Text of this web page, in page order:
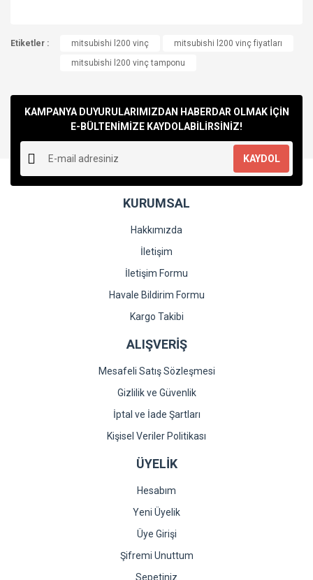
Bu ürüne ilk yorumu siz yapın!
Yorum Yaz
konularda yetersiz gördüğünüz noktaları öneri formunu
kullanarak tarafımıza iletebilirsiniz.
Görüş ve önerileriniz için teşekkür ederiz.
Ürün resmi kalitesiz, bozuk veya görüntülenemiyor.
Ürün açıklamasında eksik bilgiler bulunuyor.
Ürün fiyatı diğer sitelerden daha pahalı.
Bu ürüne benzer farklı alternatifler olmalı.
Gönder
Etiketler : mitsubishi l200 vinç
mitsubishi l200 vinç fiyatları
mitsubishi l200 vinç tamponu
KAMPANYA DUYURULARIMIZDAN HABERDAR OLMAK İÇİN
E-BÜLTENİMİZE KAYDOLABİLİRSİNİZ!
KAYDOL
KURUMSAL
Hakkımızda
İletişim
İletişim Formu
Havale Bildirim Formu
Kargo Takibi
ALIŞVERİŞ
Mesafeli Satış Sözleşmesi
Gizlilik ve Güvenlik
İptal ve İade Şartları
Kişisel Veriler Politikası
ÜYELİK
Hesabım
Yeni Üyelik
Üye Girişi
Şifremi Unuttum
Sepetiniz